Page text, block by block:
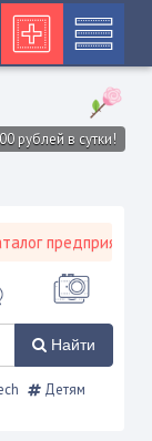
рублей в сутки!
предприятий,
Найти
Детям